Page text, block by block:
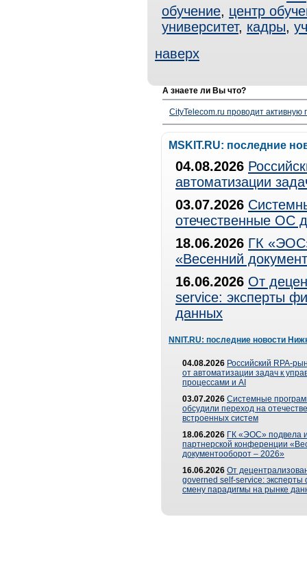
обучение, центр
университет, кадры,
наверх
А знаете ли Вы что?
CityTelecom.ru проводит активную
MSKIT.RU: последние
04.08.2026
автоматизации
03.07.2026
отечественные ОС
18.06.2026 ГК
«Весенний
16.06.2026 От
service: эксперты
данных
NNIT.RU: последние новости
04.08.2026 Российский RPA-
от автоматизации задач к
процессами и AI
03.07.2026 Системные
обсудили переход на
встроенных систем
18.06.2026 ГК «ЭОС» подвела
партнерской конференции
документооборот – 2026»
16.06.2026 От
governed self-service: эксперты
смену парадигмы на рынке